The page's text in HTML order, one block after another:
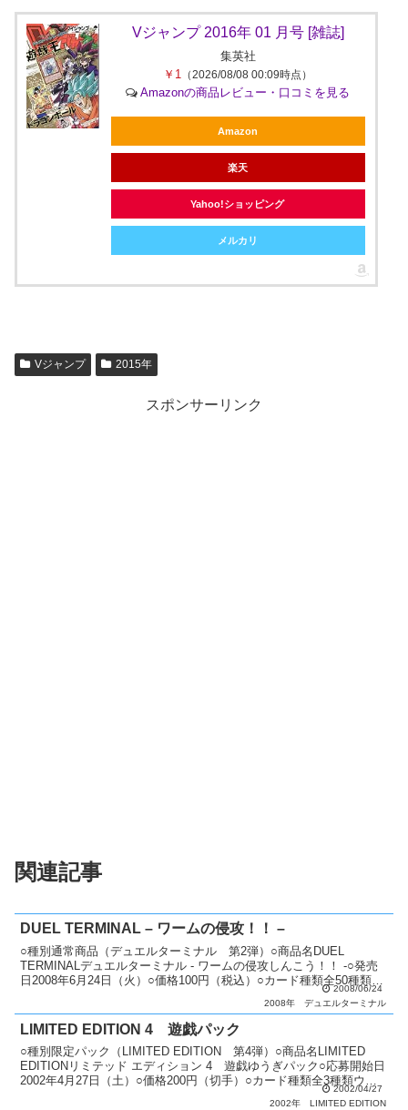
Vジャンプ 2016年 01 月号 [雑誌]
集英社
￥1
（2026/08/08 00:09時点）
Amazonの商品レビュー・口コミを見る
Amazon
楽天
Yahoo!ショッピング
メルカリ
Vジャンプ 2015年
スポンサーリンク
関連記事
DUEL TERMINAL – ワームの侵攻！！ –
○種別通常商品（デュエルターミナル 第2弾）○商品名DUEL
TERMINALデュエルターミナル - ワームの侵攻しんこう！！ -○発売
日2008年6月24日（火）○価格100円（税込）○カード種類全50種類パ
2008/06/24
2008年
デュエルターミナル
LIMITED EDITION 4 遊戯パック
○種別限定パック（LIMITED EDITION 第4弾）○商品名LIMITED
EDITIONリミテッド エディション 4 遊戯ゆうぎパック○応募開始日
2002年4月27日（土）○価格200円（切手）○カード種類全3種類ウル
2002/04/27
2002年
LIMITED EDITION